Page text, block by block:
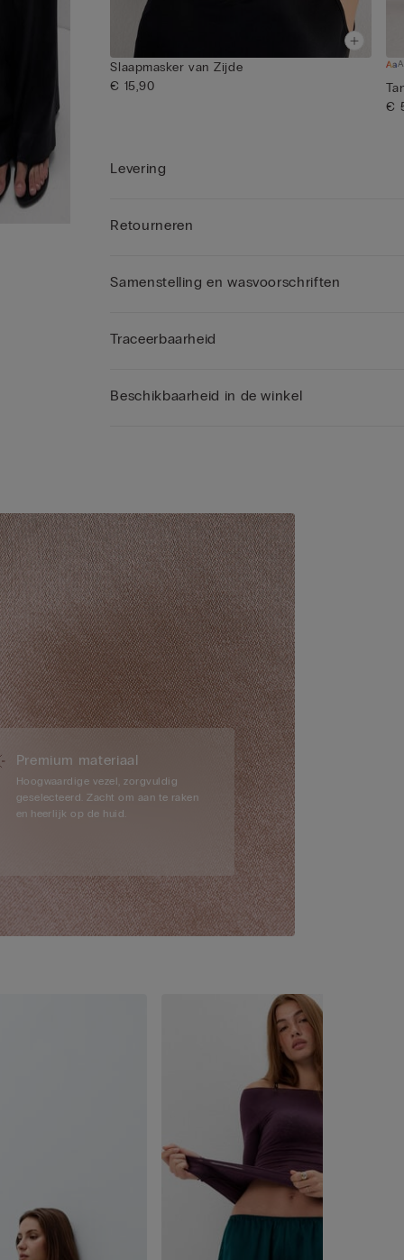
Slaapmasker van Zijde
€ 15,90
€
Levering
Retourneren
Samenstelling en wasvoorschriften
Traceerbaarheid
Beschikbaarheid in de winkel
Premium materiaal
Hoogwaardige vezel, zorgvuldig
geselecteerd. Zacht om aan te raken
en heerlijk op de huid.